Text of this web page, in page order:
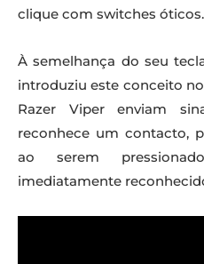
clique com switches óticos.
À semelhança do seu
introduziu este conceito
Razer Viper enviam
reconhece um contacto,
ao serem
imediatamente